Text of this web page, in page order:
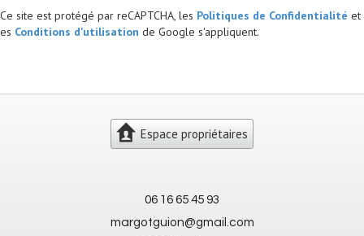
Ce site est protégé par reCAPTCHA, les Politiques de Confidentialité et
es Conditions d'utilisation de Google s'appliquent.
Espace propriétaires
06 16 65 45 93
margotguion@gmail.com